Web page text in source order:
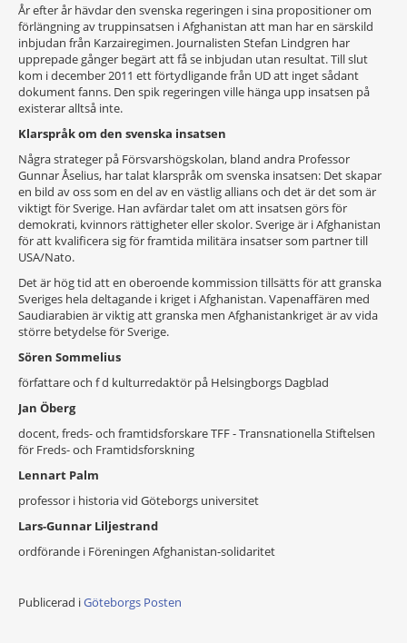
År efter år hävdar den svenska regeringen i sina propositioner om
förlängning av truppinsatsen i Afghanistan att man har en särskild
inbjudan från Karzairegimen. Journalisten Stefan Lindgren har
upprepade gånger begärt att få se inbjudan utan resultat. Till slut
kom i december 2011 ett förtydligande från UD att inget sådant
dokument fanns. Den spik regeringen ville hänga upp insatsen på
existerar alltså inte.
Klarspråk om den svenska insatsen
Några strateger på Försvarshögskolan, bland andra Professor
Gunnar Åselius, har talat klarspråk om svenska insatsen: Det skapar
en bild av oss som en del av en västlig allians och det är det som är
viktigt för Sverige. Han avfärdar talet om att insatsen görs för
demokrati, kvinnors rättigheter eller skolor. Sverige är i Afghanistan
för att kvalificera sig för framtida militära insatser som partner till
USA/Nato.
Det är hög tid att en oberoende kommission tillsätts för att granska
Sveriges hela deltagande i kriget i Afghanistan. Vapenaffären med
Saudiarabien är viktig att granska men Afghanistankriget är av vida
större betydelse för Sverige.
Sören Sommelius
författare och f d kulturredaktör på Helsingborgs Dagblad
Jan Öberg
docent, freds- och framtidsforskare TFF - Transnationella Stiftelsen
för Freds- och Framtidsforskning
Lennart Palm
professor i historia vid Göteborgs universitet
Lars-Gunnar Liljestrand
ordförande i Föreningen Afghanistan-solidaritet
Publicerad iGöteborgs Posten